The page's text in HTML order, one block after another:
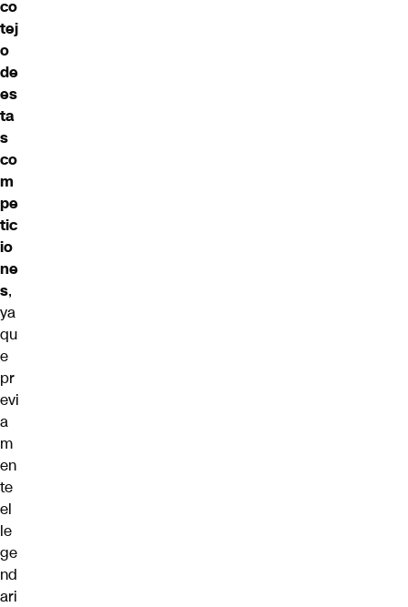
co
tej
o
de
es
ta
s
co
m
pe
tic
io
ne
s,
ya
qu
e
pr
evi
a
m
en
te
el
le
ge
nd
ari